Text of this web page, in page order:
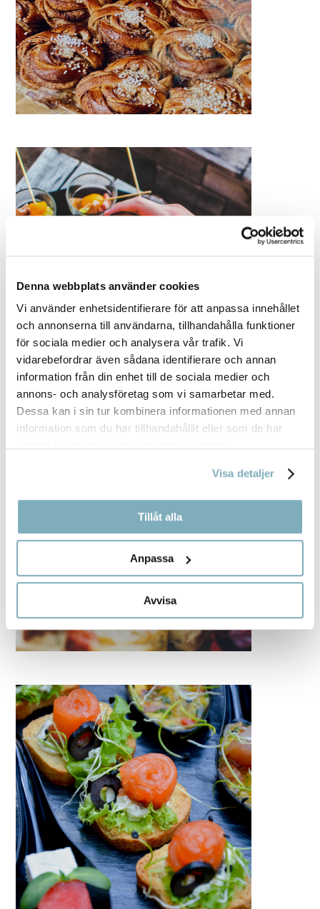
Denna webbplats använder cookies
Vi använder enhetsidentifierare för att anpassa innehållet
och annonserna till användarna, tillhandahålla funktioner
för sociala medier och analysera vår trafik. Vi
vidarebefordrar även sådana identifierare och annan
information från din enhet till de sociala medier och
annons- och analysföretag som vi samarbetar med.
Dessa kan i sin tur kombinera informationen med annan
information som du har tillhandahållit eller som de har
Visa detaljer
Tillåt alla
Anpassa
Avvisa